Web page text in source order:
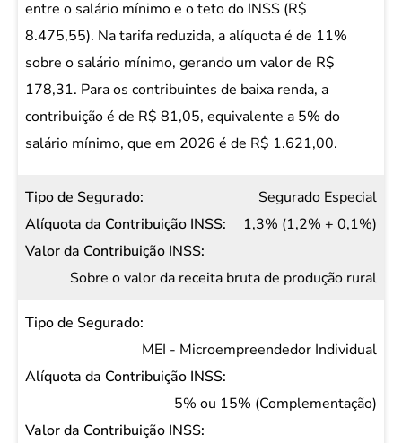
Valor da
Contribuição
INSS
entre o salário mínimo e o teto do INSS (R$
8.475,55). Na tarifa reduzida, a alíquota é de 11%
sobre o salário mínimo, gerando um valor de R$
178,31. Para os contribuintes de baixa renda, a
contribuição é de R$ 81,05, equivalente a 5% do
salário mínimo, que em 2026 é de R$ 1.621,00.
Segurado Especial
1,3% (1,2% + 0,1%)
Sobre o valor da receita bruta de produção rural
MEI - Microempreendedor Individual
5% ou 15% (Complementação)